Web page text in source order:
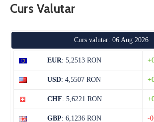
Curs Valutar
Curs valutar: 06 Aug 2026
EUR: 5,2513 RON
USD: 4,5507 RON
CHF: 5,6221 RON
GBP: 6,1236 RON -